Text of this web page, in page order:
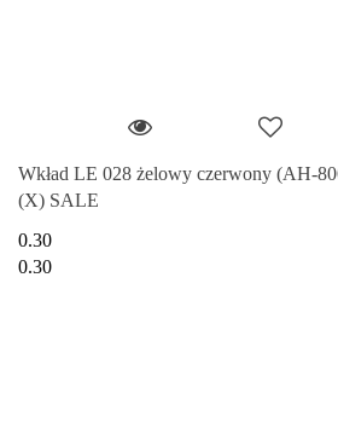
Wkład LE 028 żelowy czerwony (AH-
(X) SALE
0.30
0.30